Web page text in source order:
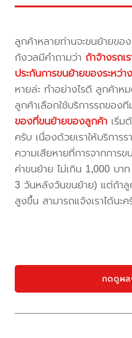
ลูกค้าหลายท่านจะขนย้ายขอ
กังวลมีคำถามว่า ถ้าจ้างรถเ
ประกันการขนย้ายของระหว่
หายล่ะ ทำอย่างไรดี ลูกค้าห
ลูกค้าเลือกใช้บริการรถของที
ของที่ขนย้ายของลูกค้า เริ่ม
ครับ เนื่องด้วยเราให้บริการ
ความเสียหายที่การจากการ
ค่าขนย้าย ไม่เกิน 1,000 บา
3 วันหลังวันขนย้าย) แต่ถ้าลู
สูงขึ้น สามารถแจ้งเราได้นะ
กดดูผล